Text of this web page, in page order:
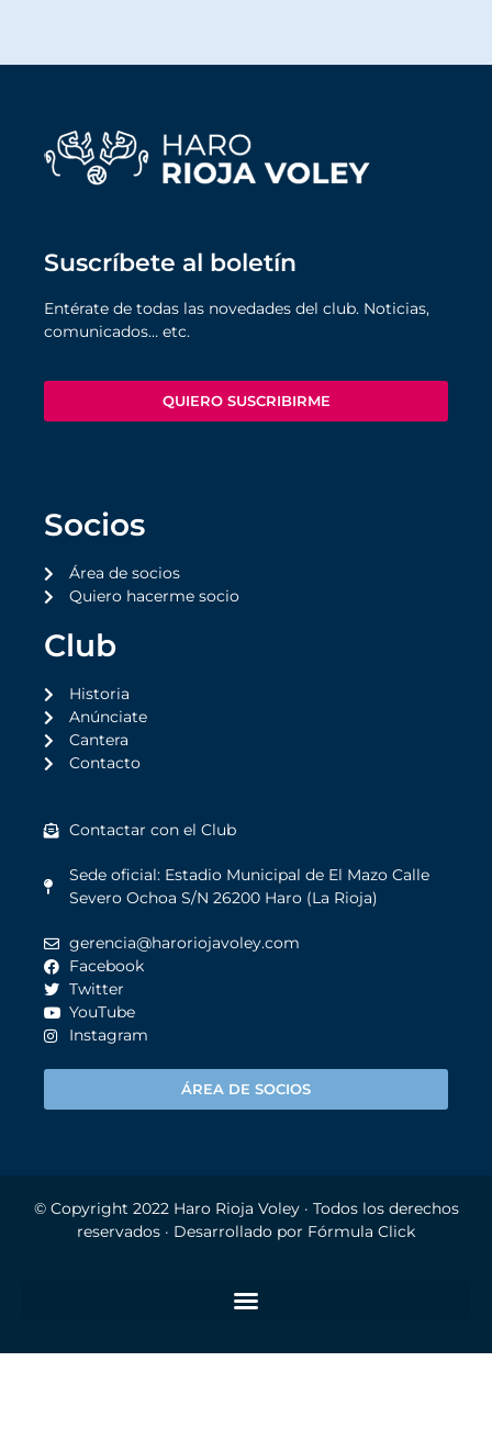
Suscríbete al boletín
Entérate de todas las novedades del club. Noticias,
comunicados… etc.
QUIERO SUSCRIBIRME
Socios
Área de socios
Quiero hacerme socio
Club
Historia
Anúnciate
Cantera
Contacto
Contactar con el Club
Sede oficial: Estadio Municipal de El Mazo Calle
Severo Ochoa S/N 26200 Haro (La Rioja)
gerencia@haroriojavoley.com
Facebook
Twitter
YouTube
Instagram
ÁREA DE SOCIOS
© Copyright 2022 Haro Rioja Voley· Todos los derechos
reservados · Desarrollado por Fórmula Click